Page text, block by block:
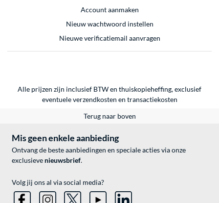
Account aanmaken
Nieuw wachtwoord instellen
Nieuwe verificatiemail aanvragen
Alle prijzen zijn inclusief BTW en thuiskopieheffing, exclusief
eventueleverzendkosten en transactiekosten
Terug naar boven
Mis geen enkele aanbieding
Ontvang de beste aanbiedingen en speciale acties via onze
exclusieve nieuwsbrief.
Volg jij ons al via social media?